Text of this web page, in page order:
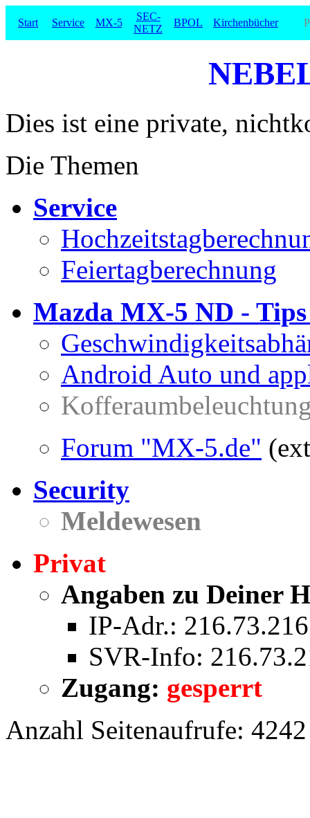
Start Service MX-5
SEC-
NETZ
BPOL Kirchenbücher
Dies ist eine private,
Die Themen
Service
Feiertagberechnung
Mazda MX-5 ND -
Android Auto und
Forum "MX-5.de"
Security
Meldewesen
Privat
Angaben zu Deiner
IP-Adr.:
SVR-Info:
Zugang: gesperrt
Anzahl Seitenaufrufe: 4242